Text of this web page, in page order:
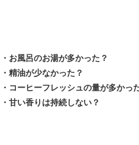
・お風呂のお湯が多かった？
・精油が少なかった？
・コーヒーフレッシュの量が多かっ
・甘い香りは持続しない？